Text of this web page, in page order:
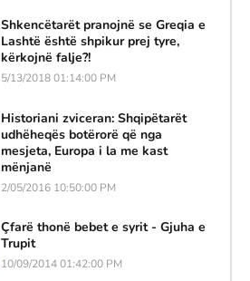
Shkencëtarët pranojnë se Greqia e
Lashtë është shpikur prej tyre,
kërkojnë falje?!
5/13/2018 01:14:00 PM
Historiani zviceran: Shqipëtarët
udhëheqës botërorë që nga
mesjeta, Europa i la me kast
mënjanë
2/05/2016 10:50:00 PM
Çfarë thonë bebet e syrit - Gjuha e
Trupit
10/09/2014 01:42:00 PM